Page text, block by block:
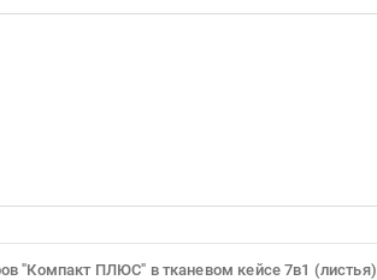
"Компакт ПЛЮС" в тканевом кейсе 7в1 (листья)